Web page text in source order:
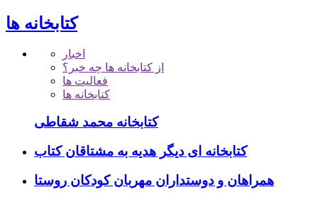
کتابخانه ها
اخبار
از کتابخانه ها چه خبر؟
فعالیت ها
کتابخانه ها
کتابخانه محمد شقاطی
کتابخانه ای دیگر هدیه به مشتاقان کتاب
همراهان و دوستداران مهربان کودکان روستا